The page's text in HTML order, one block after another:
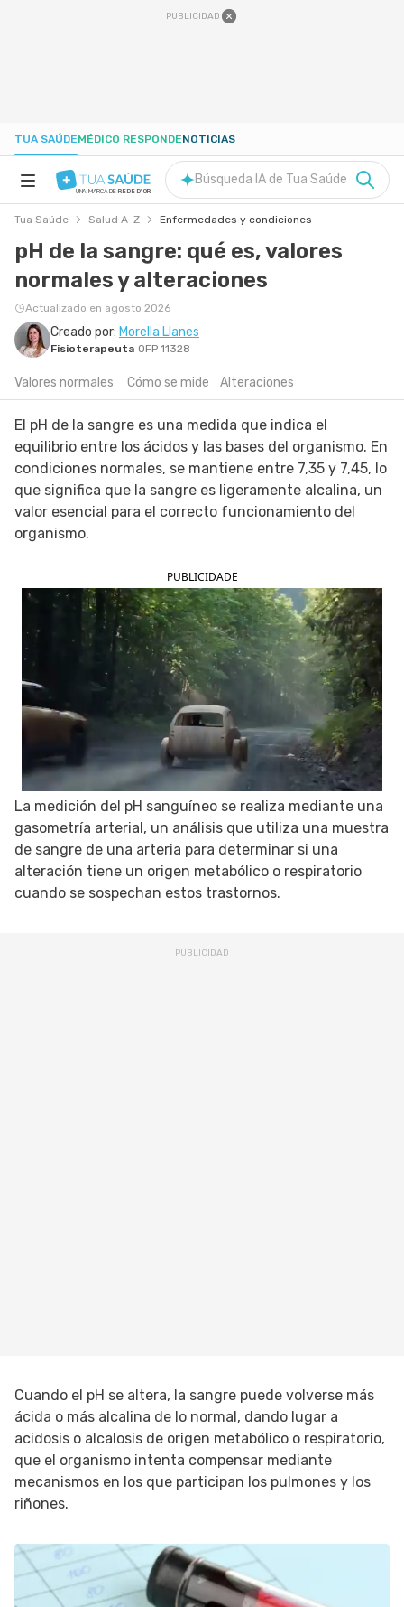
PUBLICIDAD
TUA SAÚDEMÉDICO RESPONDENOTICIAS
NUTRICIÓN
EMBARAZO
BIENESTAR
SIGUE TUA SAÚDE EN LAS REDES SOCIALES
UNA MARCA DE REDE D'OR
Búsqueda IA de Tua Saúde
Tua Saúde Salud A-Z Enfermedades y condiciones
pH de la sangre: qué es, valores
normales y alteraciones
Actualizado en agosto 2026
Creado por: Morella Llanes
Fisioterapeuta OFP 11328
Valores normales Cómo se mide Alteraciones
El pH de la sangre es una medida que indica el
equilibrio entre los ácidos y las bases del organismo. En
condiciones normales, se mantiene entre 7,35 y 7,45, lo
que significa que la sangre es ligeramente alcalina, un
valor esencial para el correcto funcionamiento del
organismo.
PUBLICIDADE
La medición del pH sanguíneo se realiza mediante una
gasometría arterial, un análisis que utiliza una muestra
de sangre de una arteria para determinar si una
alteración tiene un origen metabólico o respiratorio
cuando se sospechan estos trastornos.
Cuando el pH se altera, la sangre puede volverse más
ácida o más alcalina de lo normal, dando lugar a
acidosis o alcalosis de origen metabólico o respiratorio,
que el organismo intenta compensar mediante
mecanismos en los que participan los pulmones y los
riñones.